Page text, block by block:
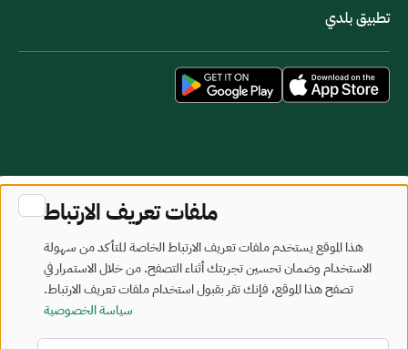
تطبيق بلدي
خريطة الموقعشروط الاستخدام
تم تطويره وصيانته بواسطة وزارة البلديات والإسكان
آخر تحديث: 2026/08/07
ملفات تعريف الارتباط
هذا الموقع يستخدم ملفات تعريف الارتباط الخاصة للتأكد من سهولة
الاستخدام وضمان تحسين تجربتك أثناء التصفح. من خلال الاستمرار في
تصفح هذا الموقع، فإنك تقر بقبول استخدام ملفات تعريف الارتباط.
سياسة الخصوصية